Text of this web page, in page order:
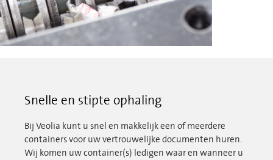
Snelle en stipte ophaling
Bij Veolia kunt u snel en makkelijk een of meerdere
containers voor uw vertrouwelijke documenten huren.
Wij komen uw container(s) ledigen waar en wanneer u